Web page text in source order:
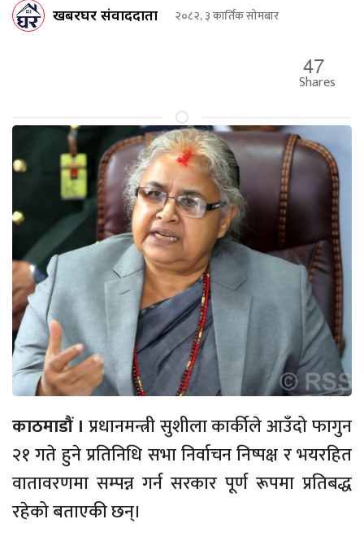
खबरघर संवाददाता २०८२, ३ कार्तिक सोमबार
47
Shares
काठमाडौं । प्रधानमन्त्री सुशीला कार्कीले आउँदो फागुन
२१ गते हुने प्रतिनिधि सभा निर्वाचन निष्पक्ष र भयरहित
वातावरणमा सम्पन्न गर्न सरकार पूर्ण रूपमा प्रतिबद्ध
रहेको बताएकी छन्।